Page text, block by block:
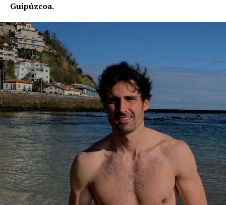
Guipúzcoa.